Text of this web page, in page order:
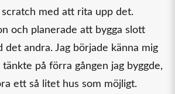
med att rita upp det.
och planerade att bygga slott
det andra. Jag började känna mig
tänkte på förra gången jag byggde,
ett så litet hus som möjligt.